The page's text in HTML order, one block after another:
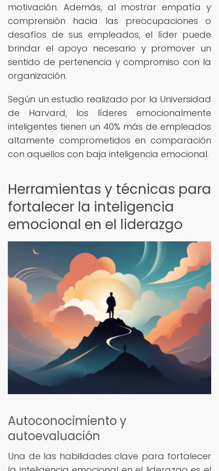
motivación. Además, al mostrar empatía y
comprensión hacia las preocupaciones o
desafíos de sus empleados, el líder puede
brindar el apoyo necesario y promover un
sentido de pertenencia y compromiso con la
organización.
Según un estudio realizado por la Universidad
de Harvard, los líderes emocionalmente
inteligentes tienen un 40% más de empleados
altamente comprometidos en comparación
con aquellos con baja inteligencia emocional.
Herramientas y técnicas para
fortalecer la inteligencia
emocional en el liderazgo
Autoconocimiento y
autoevaluación
Una de las habilidades clave para fortalecer